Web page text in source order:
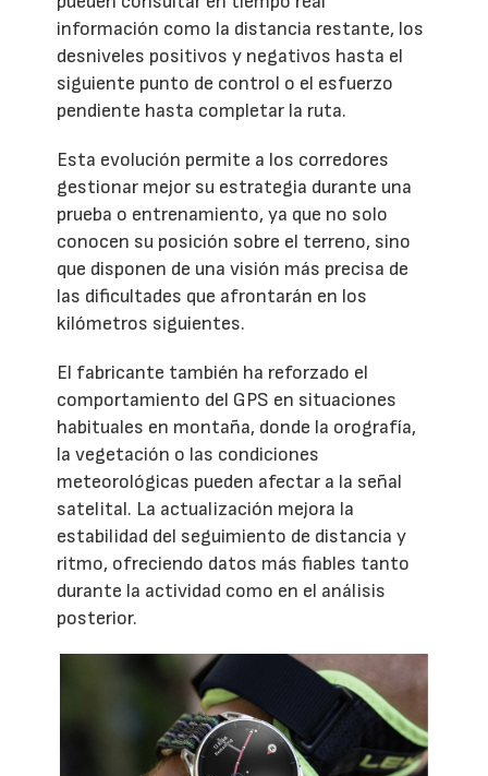
información como la distancia restante, los
desniveles positivos y negativos hasta el
siguiente punto de control o el esfuerzo
pendiente hasta completar la ruta.
Esta evolución permite a los corredores
gestionar mejor su estrategia durante una
prueba o entrenamiento, ya que no solo
conocen su posición sobre el terreno, sino
que disponen de una visión más precisa de
las dificultades que afrontarán en los
kilómetros siguientes.
El fabricante también ha reforzado el
comportamiento del GPS en situaciones
habituales en montaña, donde la orografía,
la vegetación o las condiciones
meteorológicas pueden afectar a la señal
satelital. La actualización mejora la
estabilidad del seguimiento de distancia y
ritmo, ofreciendo datos más fiables tanto
durante la actividad como en el análisis
posterior.